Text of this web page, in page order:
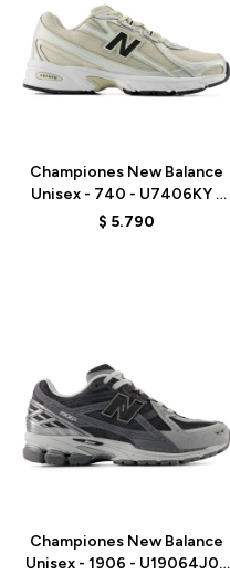
Championes New Balance
Unisex - 740 - U7406KY -
GREY/BEIGE
$ 5.790
Championes New Balance
Unisex - 1906 - U19064J0 -